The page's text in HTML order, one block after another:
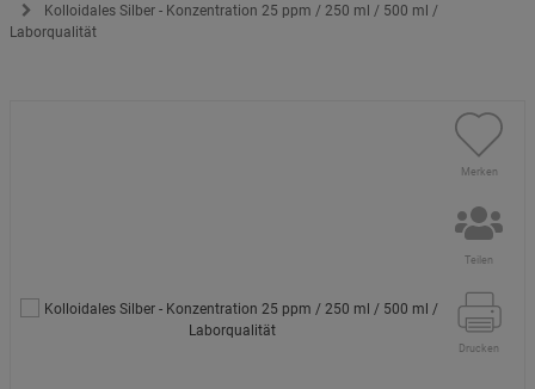
Kolloidales Silber - Konzentration 25 ppm / 250 ml / 500 ml /
Laborqualität
Merken
Teilen
Drucken